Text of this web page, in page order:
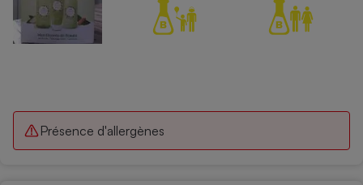
Présence d'allergènes